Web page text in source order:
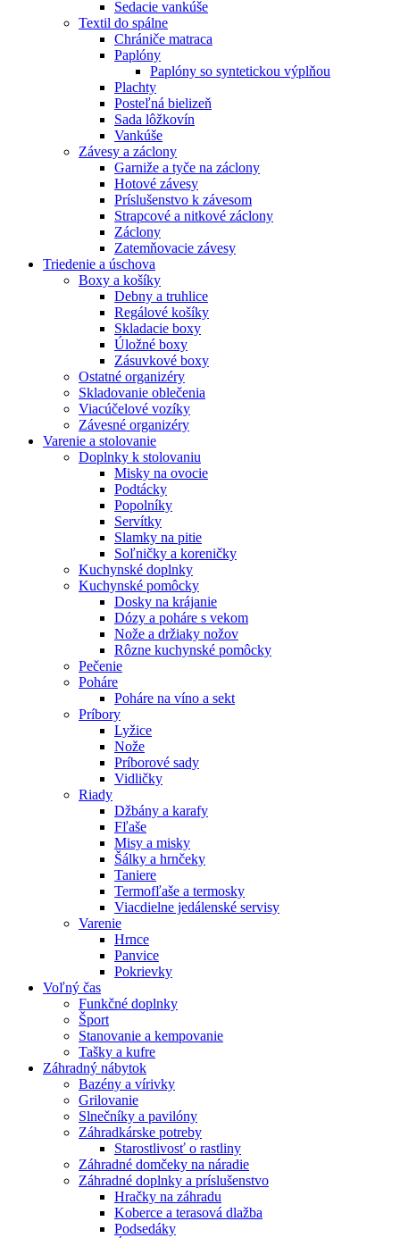
Sedacie vankúše
Textil do spálne
Chrániče matraca
Paplóny
Paplóny so syntetickou výplňou
Plachty
Posteľná bielizeň
Sada lôžkovín
Vankúše
Závesy a záclony
Garniže a tyče na záclony
Hotové závesy
Príslušenstvo k závesom
Strapcové a nitkové záclony
Záclony
Zatemňovacie závesy
Triedenie a úschova
Boxy a košíky
Debny a truhlice
Regálové košíky
Skladacie boxy
Úložné boxy
Zásuvkové boxy
Ostatné organizéry
Skladovanie oblečenia
Viacúčelové vozíky
Závesné organizéry
Varenie a stolovanie
Doplnky k stolovaniu
Misky na ovocie
Podtácky
Popolníky
Servítky
Slamky na pitie
Soľničky a koreničky
Kuchynské doplnky
Kuchynské pomôcky
Dosky na krájanie
Dózy a poháre s vekom
Nože a držiaky nožov
Rôzne kuchynské pomôcky
Pečenie
Poháre
Poháre na víno a sekt
Príbory
Lyžice
Nože
Príborové sady
Vidličky
Riady
Džbány a karafy
Fľaše
Misy a misky
Šálky a hrnčeky
Taniere
Termofľaše a termosky
Viacdielne jedálenské servisy
Varenie
Hrnce
Panvice
Pokrievky
Voľný čas
Funkčné doplnky
Šport
Stanovanie a kempovanie
Tašky a kufre
Záhradný nábytok
Bazény a vírivky
Grilovanie
Slnečníky a pavilóny
Záhradkárske potreby
Starostlivosť o rastliny
Záhradné domčeky na náradie
Záhradné doplnky a príslušenstvo
Hračky na záhradu
Koberce a terasová dlažba
Podsedáky